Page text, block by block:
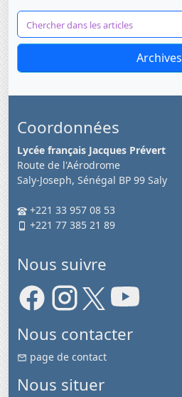
Archives
Coordonnées
Lycée français Jacques Prévert
Route de l'Aérodrome
Saly-Joseph, Sénégal BP 99 Saly
+221 33 957 08 53
+221 77 385 21 89
Nous suivre
Nous contacter
page de contact
Nous situer